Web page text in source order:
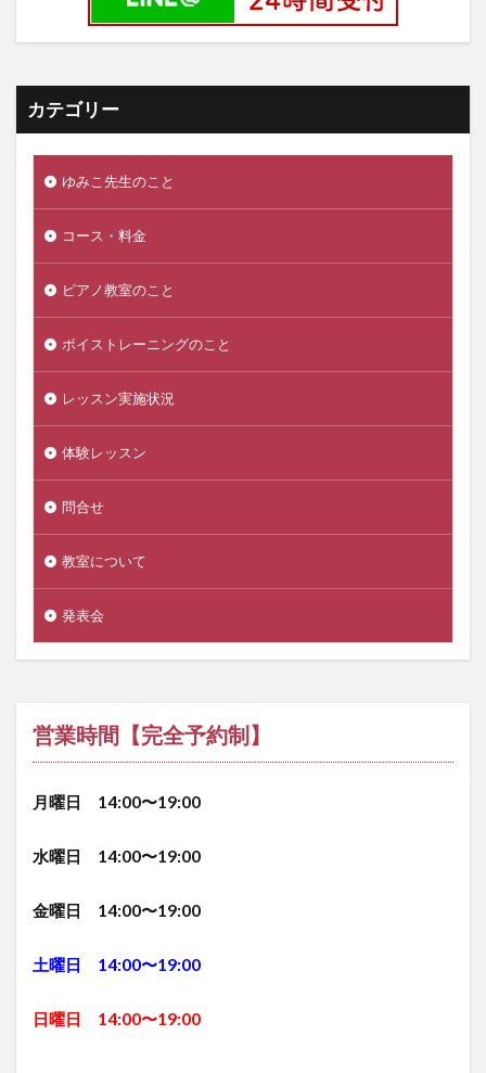
カテゴリー
ゆみこ先生のこと
コース・料金
ピアノ教室のこと
ボイストレーニングのこと
レッスン実施状況
体験レッスン
問合せ
教室について
発表会
営業時間【完全予約制】
月曜日 14:00〜19:00
水曜日 14:00〜19:00
金曜日 14:00〜19:00
土曜日 14:00〜19:00
日曜日 14:00〜19:00